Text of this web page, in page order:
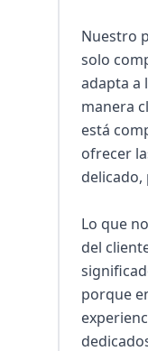
Nuestro
solo
adapta a
manera
está
ofrecer
Lo que
del
porque